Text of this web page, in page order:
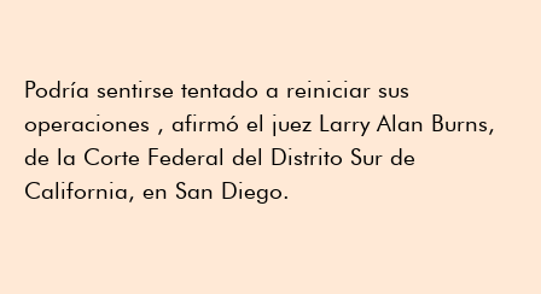
Podría sentirse tentado a reiniciar sus
operaciones , afirmó el juez Larry Alan Burns,
de la Corte Federal del Distrito Sur de
California, en San Diego.